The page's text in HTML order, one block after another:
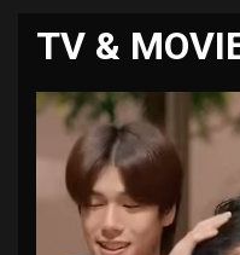
TV &